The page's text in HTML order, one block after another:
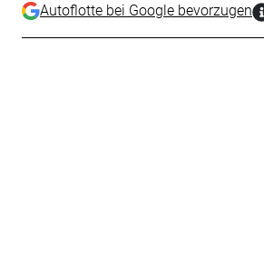
Autoflotte bei Google bevorzugen